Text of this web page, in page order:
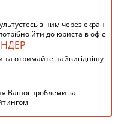
з ним через екран
йти до юриста в офіс
отримайте найвигіднішу
Вашої проблеми за